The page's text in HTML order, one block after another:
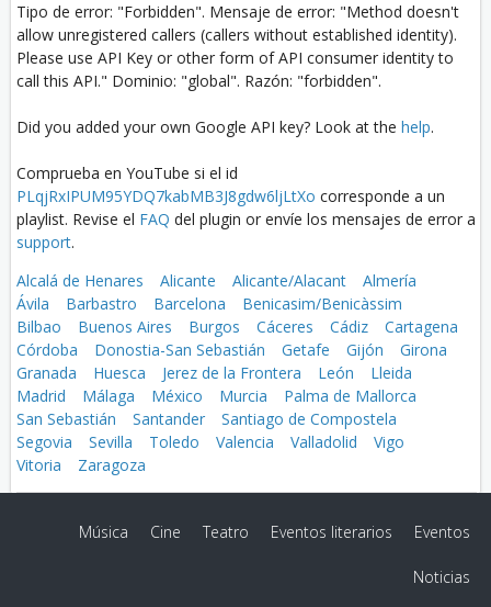
Tipo de error: "Forbidden". Mensaje de error: "Method doesn't
allow unregistered callers (callers without established identity).
Please use API Key or other form of API consumer identity to
call this API." Dominio: "global". Razón: "forbidden".
Did you added your own Google API key? Look at the help.
Comprueba en YouTube si el id
PLqjRxIPUM95YDQ7kabMB3J8gdw6ljLtXo corresponde a un
playlist. Revise el FAQ del plugin or envíe los mensajes de error a
support.
Alcalá de Henares
Alicante Alicante/Alacant
Almería
Ávila
Barbastro Barcelona
Benicasim/Benicàssim
Bilbao
Buenos Aires Burgos Cáceres Cádiz
Cartagena
Córdoba
Donostia-San Sebastián Getafe Gijón
Girona
Granada
Huesca Jerez de la Frontera León
Lleida
Madrid
Málaga México Murcia
Palma de Mallorca
San Sebastián
Santander
Santiago de Compostela
Segovia
Sevilla Toledo Valencia Valladolid
Vigo
Vitoria
Zaragoza
Eventos
Eventos literarios
Teatro
Cine
Música
Noticias